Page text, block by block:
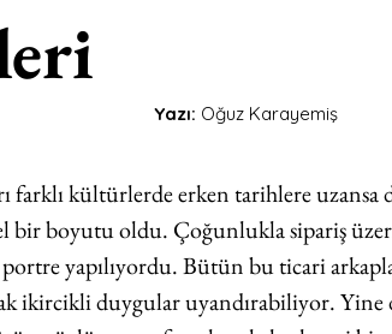
Yazı: Oğuz Karayemiş
farklı kültürlerde erken tarihlere uzansa
bir boyutu oldu. Çoğunlukla sipariş
yapılıyordu. Bütün bu ticari
ikircikli duygular uyandırabiliyor.